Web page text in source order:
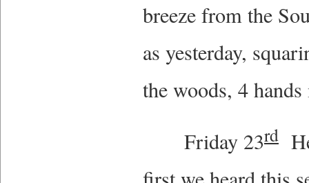
breeze from the
as yesterday,
the woods, 4
Friday 23rd